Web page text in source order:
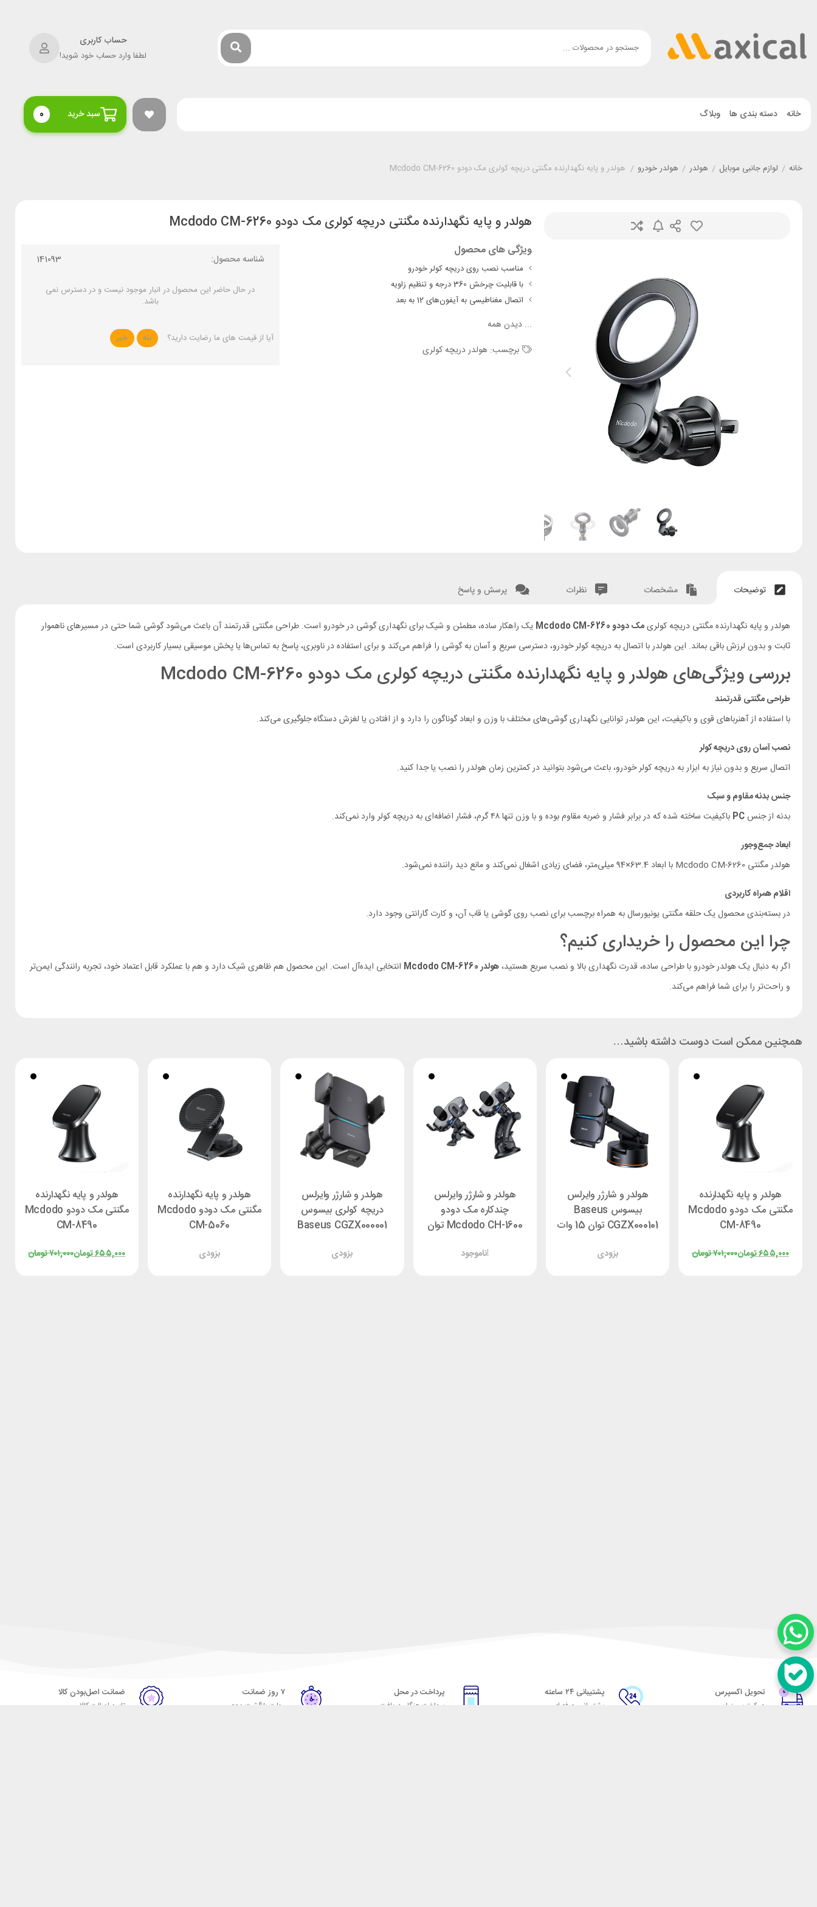
حساب کاربری
لطفا وارد حساب خود شوید!
خانه دسته بندی ها وبلاگ سبد خرید 0
خانه / لوازم جانبی موبایل / هولدر / هولدر خودرو / هولدر و پایه نگهدارنده مگنتی دریچه کولری مک دودو Mcdodo CM-6260
هولدر و پایه نگهدارنده مگنتی دریچه کولری مک دودو Mcdodo CM-6260
ویژگی های محصول
مناسب نصب روی دریچه کولر خودرو
با قابلیت چرخش 360 درجه و تنظیم زاویه
اتصال مغناطیسی به آیفون‌های 12 به بعد
...دیدن همه
برچسب:هولدر دریچه کولری
شناسه محصول: 141093
در حال حاضر این محصول در انبار موجود نیست و در دسترس نمی
باشد.
آیا از قیمت های ما رضایت دارید؟ بله خیر
توضیحات مشخصات نظرات پرسش و پاسخ
هولدر و پایه نگهدارنده مگنتی دریچه کولریمک دودو Mcdodo CM-6260
یک راهکار ساده، مطمئن و شیک برای نگهداری گوشی در خودرو است. طراحی مگنتی قدرتمند آن باعث می‌شود گوشی شما حتی در مسیرهای ناهموار
ثابت و بدون لرزش باقی بماند. این هولدر با اتصال به دریچه کولر خودرو، دسترسی سریع و آسان به گوشی را فراهم می‌کند و برای استفاده در ناوبری، پاسخ به تماس‌ها یا پخش موسیقی بسیار کاربردی است.
بررسی ویژگی‌های هولدر و پایه نگهدارنده مگنتی دریچه کولری مک دودو Mcdodo CM-6260
طراحی مگنتی قدرتمند
با استفاده از آهنرباهای قوی و باکیفیت، این هولدر توانایی نگهداری گوشی‌های مختلف با وزن و ابعاد گوناگون را دارد و از افتادن یا لغزش دستگاه جلوگیری می‌کند.
نصب آسان روی دریچه کولر
اتصال سریع و بدون نیاز به ابزار به دریچه کولر خودرو، باعث می‌شود بتوانید در کمترین زمان هولدر را نصب یا جدا کنید.
جنس بدنه مقاوم و سبک
بدنه از جنسPC باکیفیت ساخته شده که در برابر فشار و ضربه مقاوم بوده و با وزن تنها ۴۸ گرم، فشار اضافه‌ای به دریچه کولر وارد نمی‌کند.
ابعاد جمع‌وجور
هولدر مگنتی Mcdodo CM-6260 با ابعاد 63.4×94 میلی‌متر، فضای زیادی اشغال نمی‌کند و مانع دید راننده نمی‌شود.
اقلام همراه کاربردی
در بسته‌بندی محصول یک حلقه مگنتی یونیورسال به همراه برچسب برای نصب روی گوشی یا قاب آن، و کارت گارانتی وجود دارد.
چرا این محصول را خریداری کنیم؟
اگر به دنبال یک هولدر خودرو با طراحی ساده، قدرت نگهداری بالا و نصب سریع هستید،هولدر Mcdodo CM-6260
انتخابی ایده‌آل است. این محصول هم ظاهری شیک دارد و هم با عملکرد قابل اعتماد خود، تجربه رانندگی ایمن‌تر
و راحت‌تر را برای شما فراهم می‌کند.
همچنین ممکن است دوست داشته باشید…
هولدر و پایه نگهدارنده
مگنتی مک دودو Mcdodo
CM-8490
تومان۷۰۱,۰۰۰تومان۶۵۵,۰۰۰
هولدر و شارژر وایرلس
بیسوس Baseus
CGZX000101 توان 15 وات
بزودی
هولدر و شارژر وایرلس
چندکاره مک دودو
Mcdodo CH-1600 توان
ناموجود!
هولدر و شارژر وایرلس
دریچه کولری بیسوس
Baseus CGZX000001
بزودی
هولدر و پایه نگهدارنده
مگنتی مک دودو Mcdodo
CM-5060
بزودی
هولدر و پایه نگهدارنده
مگنتی مک دودو Mcdodo
CM-8490
تومان۷۰۱,۰۰۰تومان۶۵۵,۰۰۰
تحویل اکسپرس
در کمترین زمان
پشتیبانی ۲۴ ساعته
پشتیبانی حرفه ای
پرداخت در محل
پرداخت هنگام دریافت
۷ روز ضمانت
مهلت بازگشت وجه
ضمانت اصل‌بودن کالا
تایید اصالت کالا